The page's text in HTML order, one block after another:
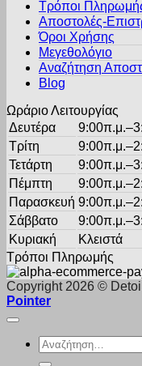
προϊόντος
μπορούν
επιλεγούν
σελίδα
Τρόποι
Αποστολές-
Όροι Χρήσης
Μεγεθολόγιο
Αναζήτηση
Blog
Ωράριο Λειτουργίας
Δευτέρα
Τρίτη
Τετάρτη
Πέμπτη
Παρασκευή
Σάββατο
Κυριακή
Κλειστά
Τρόποι Πληρωμής
Copyright 2026 ©
Pointer
Αναζήτηση
για: